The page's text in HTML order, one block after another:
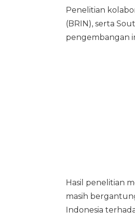
Penelitian
(BRIN), serta
pengembangan
Hasil penelitian
masih
Indonesia